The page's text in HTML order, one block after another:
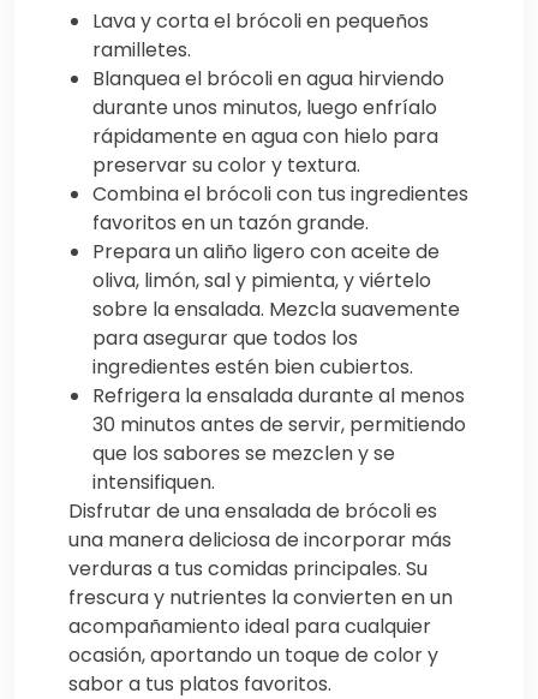
Lava y corta el brócoli en pequeños
ramilletes.
Blanquea el brócoli en agua hirviendo
durante unos minutos, luego enfríalo
rápidamente en agua con hielo para
preservar su color y textura.
Combina el brócoli con tus ingredientes
favoritos en un tazón grande.
Prepara un aliño ligero con aceite de
oliva, limón, sal y pimienta, y viértelo
sobre la ensalada. Mezcla suavemente
para asegurar que todos los
ingredientes estén bien cubiertos.
Refrigera la ensalada durante al menos
30 minutos antes de servir, permitiendo
que los sabores se mezclen y se
intensifiquen.
Disfrutar de una ensalada de brócoli es
una manera deliciosa de incorporar más
verduras a tus comidas principales. Su
frescura y nutrientes la convierten en un
acompañamiento ideal para cualquier
ocasión, aportando un toque de color y
sabor a tus platos favoritos.